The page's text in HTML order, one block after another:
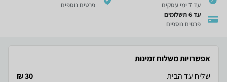
עד 7 ימי עסקים
פרטים נוספים
עד 6 תשלומים
פרטים נוספים
אפשרויות משלוח זמינות
שליח עד הבית
30 ₪